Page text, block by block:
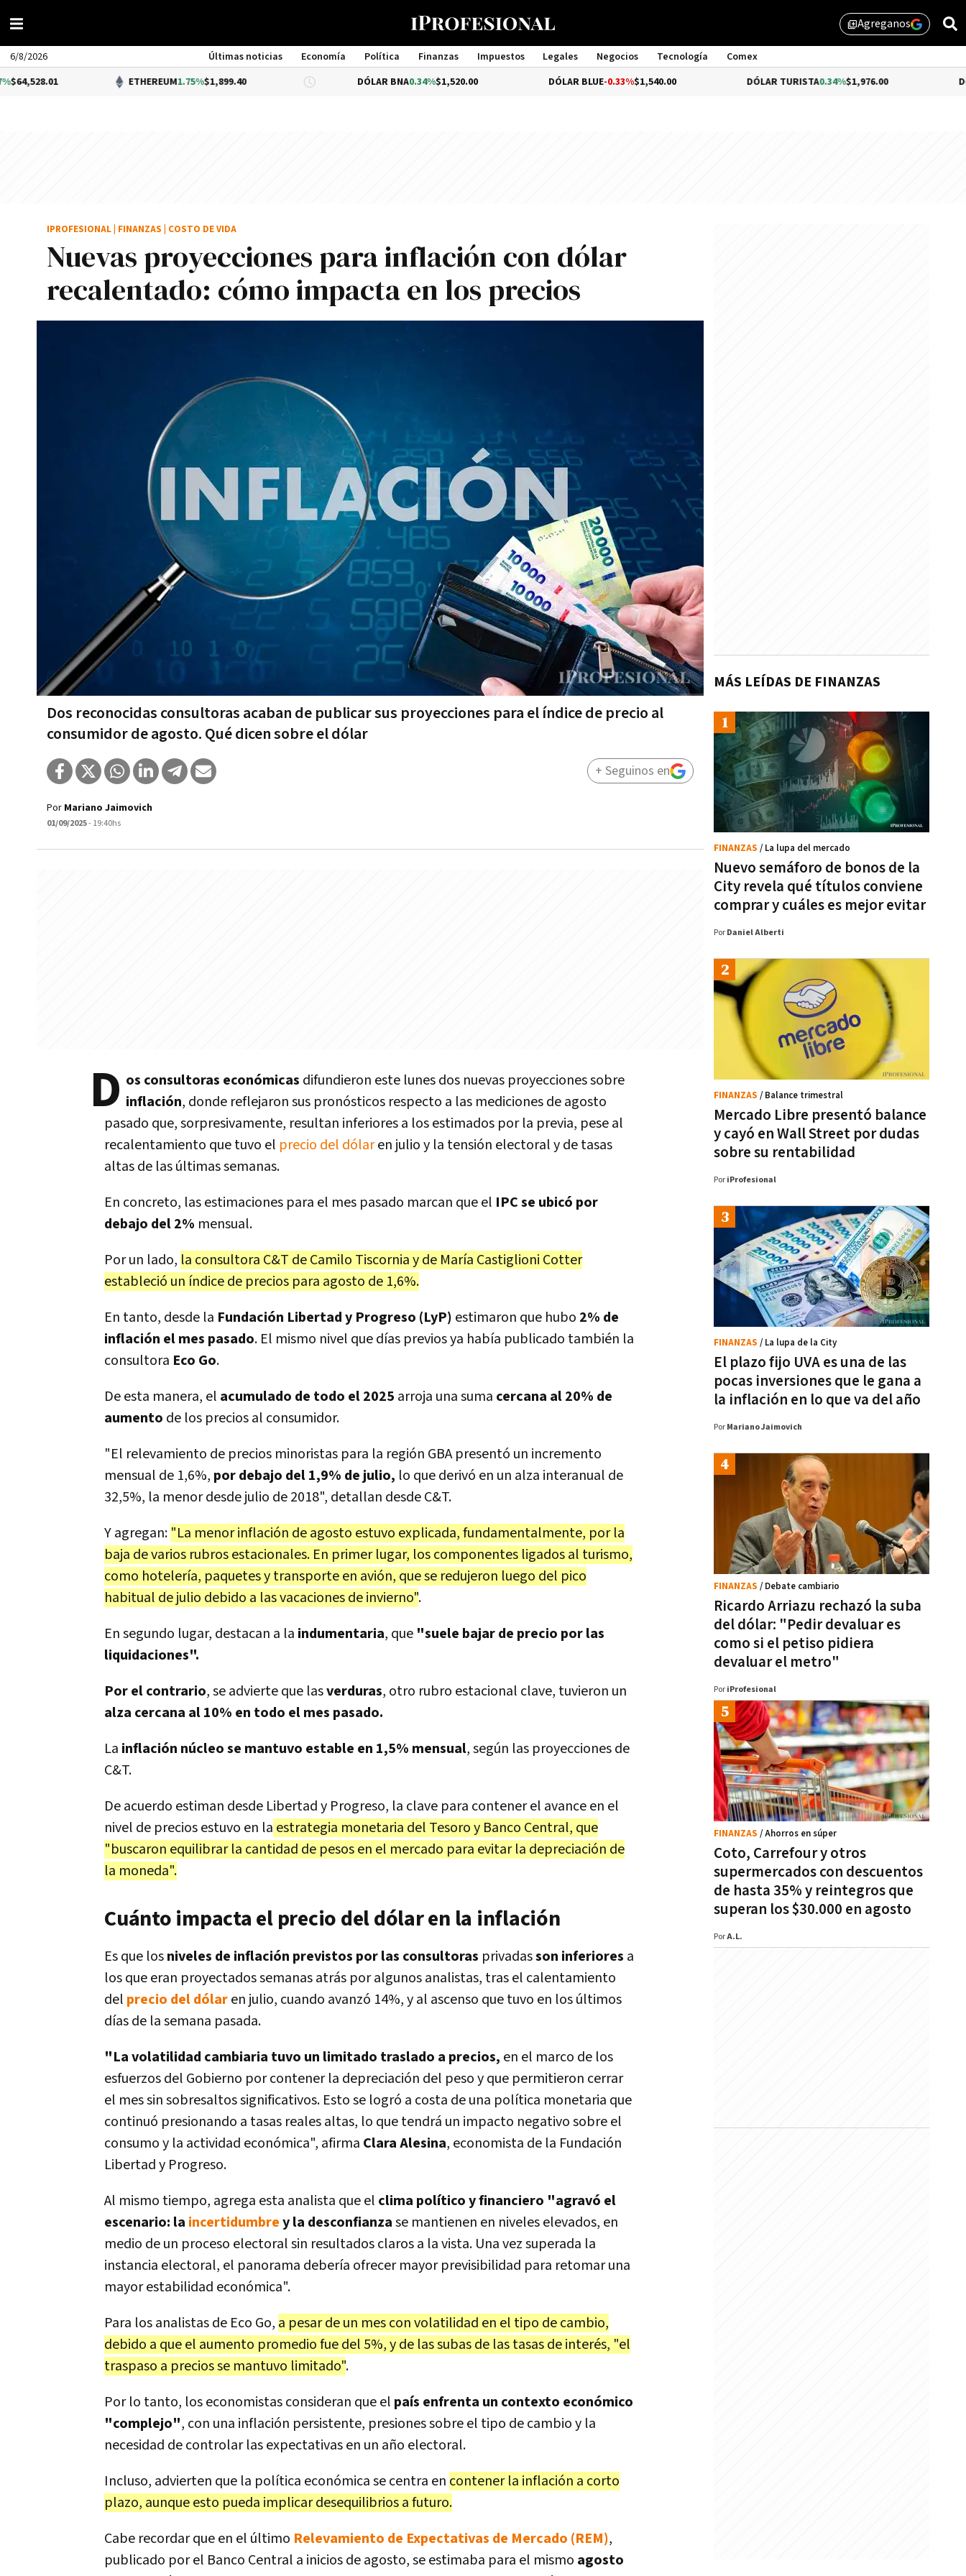
library_addAgreganos
6/8/2026 Últimas noticias Economía Política Finanzas Impuestos Legales Negocios Tecnología
Comex
Management
ETHEREUM 1.75%$1,899.40 DÓLAR BNA 0.34%$1,520.00 DÓLAR BLUE-0.33% $1,540.00 DÓLAR TURISTA0.34%$1,976.00 DÓLAR MEP-
Nuevas proyecciones para inflación con dólar
recalentado: cómo impacta en los precios
Dos reconocidas consultoras acaban de publicar sus proyecciones para el índice de precio al
consumidor de agosto. Qué dicen sobre el dólar
IPROFESIONAL FINANZAS COSTO DE VIDA
Por Mariano Jaimovich
01/09/2025- 19:40hs
+ Seguinos en
D os consultoras económicas difundieron este lunes dos nuevas proyecciones sobre
inflación, donde reflejaron sus pronósticos respecto a las mediciones de agosto
pasado que, sorpresivamente, resultan inferiores a los estimados por la previa, pese al
recalentamiento que tuvo el precio del dólaren julio y la tensión electoral y de tasas
altas de las últimas semanas.
En concreto, las estimaciones para el mes pasado marcan que el IPCse ubicó por
debajo del 2% mensual.
Por un lado, la consultora C&T de Camilo Tiscornia y de María Castiglioni Cotter
estableció un índice de precios para agosto de 1,6%.
En tanto, desde la Fundación Libertad y Progreso (LyP) estimaron que hubo 2% de
inflación el mes pasado. El mismo nivel que días previos ya había publicado también la
consultora Eco Go.
De esta manera, el acumulado de todo el 2025 arroja una suma cercana al 20% de
aumento de los precios al consumidor.
"El relevamiento de precios minoristas para la región GBA presentó un incremento
mensual de 1,6%, por debajo del 1,9% de julio, lo que derivó en un alza interanual de
32,5%, la menor desde julio de 2018", detallan desde C&T.
Y agregan: "La menor inflación de agosto estuvo explicada, fundamentalmente, por la
baja de varios rubros estacionales. En primer lugar, los componentes ligados al turismo,
como hotelería, paquetes y transporte en avión, que se redujeron luego del pico
habitual de julio debido a las vacaciones de invierno".
En segundo lugar, destacan a la indumentaria, que "suele bajar de precio por las
liquidaciones".
Por el contrario, se advierte que lasverduras, otro rubro estacional clave, tuvieron un
alza cercana al 10% en todo el mes pasado.
La inflación núcleo se mantuvo estable en 1,5% mensual, según las proyecciones de
C&T.
De acuerdo estiman desde Libertad y Progreso, la clave para contener el avance en el
nivel de precios estuvo en la estrategia monetaria del Tesoro y Banco Central, que
"buscaron equilibrar la cantidad de pesos en el mercado para evitar la depreciación de
la moneda".
Cuánto impacta el precio del dólar en la inflación
Es que losniveles de inflación previstos por las consultoras privadasson inferiores a
los que eran proyectados semanas atrás por algunos analistas, tras el calentamiento
del precio del dólaren julio, cuando avanzó 14%, y al ascenso que tuvo en los últimos
días de la semana pasada.
"La volatilidad cambiaria tuvo un limitado traslado a precios, en el marco de los
esfuerzos del Gobierno por contener la depreciación del peso y que permitieron cerrar
el mes sin sobresaltos significativos. Esto se logró a costa de una política monetaria que
continuó presionando a tasas reales altas, lo que tendrá un impacto negativo sobre el
consumo y la actividad económica", afirma Clara Alesina, economista de la Fundación
Libertad y Progreso.
Al mismo tiempo, agrega esta analista que el clima político y financiero "agravó el
escenario: la incertidumbrey la desconfianzase mantienen en niveles elevados, en
medio de un proceso electoral sin resultados claros a la vista. Una vez superada la
instancia electoral, el panorama debería ofrecer mayor previsibilidad para retomar una
mayor estabilidad económica".
Para los analistas de Eco Go, a pesar de un mes con volatilidad en el tipo de cambio,
debido a que el aumento promedio fue del 5%, y de las subas de las tasas de interés, "el
traspaso a precios se mantuvo limitado".
Por lo tanto, los economistas consideran que el país enfrenta un contexto económico
"complejo", con una inflación persistente, presiones sobre el tipo de cambio y la
necesidad de controlar las expectativas en un año electoral.
Incluso, advierten que la política económica se centra en contener la inflación a corto
plazo, aunque esto pueda implicar desequilibrios a futuro.
Cabe recordar que en el último Relevamiento de Expectativas de Mercado (REM),
publicado por el Banco Central a inicios de agosto, se estimaba para el mismo agosto
MÁS LEÍDAS DE FINANZAS
Nuevo semáforo de bonos de la
City revela qué títulos conviene
comprar y cuáles es mejor evitar
FINANZAS / La lupa del mercado
Por Daniel Alberti
Mercado Libre presentó balance
y cayó en Wall Street por dudas
sobre su rentabilidad
FINANZAS / Balance trimestral
Por iProfesional
El plazo fijo UVA es una de las
pocas inversiones que le gana a
la inflación en lo que va del año
FINANZAS / La lupa de la City
Por Mariano Jaimovich
Ricardo Arriazu rechazó la suba
del dólar: "Pedir devaluar es
como si el petiso pidiera
devaluar el metro"
FINANZAS / Debate cambiario
Por iProfesional
Coto, Carrefour y otros
supermercados con descuentos
de hasta 35% y reintegros que
superan los $30.000 en agosto
FINANZAS / Ahorros en súper
PorA.L.